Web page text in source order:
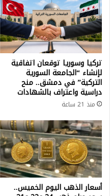
تركيا وسوريا توقعان اتفاقية
لإنشاء “الجامعة السورية
التركية” في دمشق.. منح
دراسية واعتراف بالشهادات
منذ 21 ساعة
أسعار الذهب اليوم الخميس..